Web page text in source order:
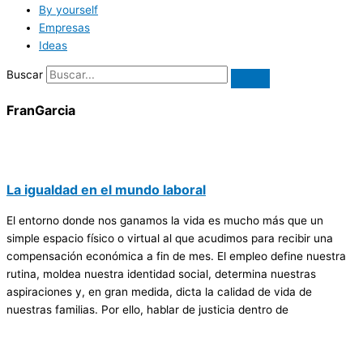
By yourself
Empresas
Ideas
Buscar
FranGarcia
La igualdad en el mundo laboral
El entorno donde nos ganamos la vida es mucho más que un
simple espacio físico o virtual al que acudimos para recibir una
compensación económica a fin de mes. El empleo define nuestra
rutina, moldea nuestra identidad social, determina nuestras
aspiraciones y, en gran medida, dicta la calidad de vida de
nuestras familias. Por ello, hablar de justicia dentro de